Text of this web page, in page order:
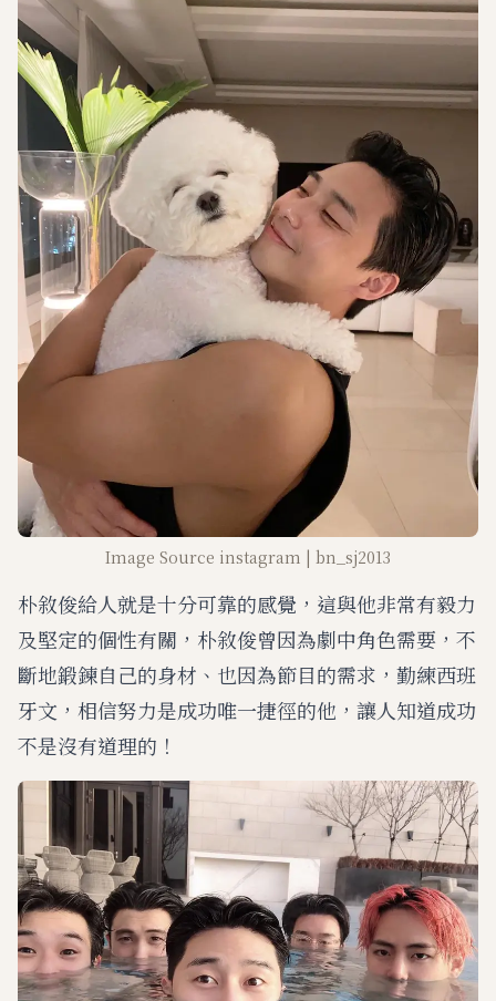
Image Source instagram | bn_sj2013
朴敘俊給人就是十分可靠的感覺，這與他非常有毅力
及堅定的個性有關，朴敘俊曾因為劇中角色需要，不
斷地鍛鍊自己的身材、也因為節目的需求，勤練西班
牙文，相信努力是成功唯一捷徑的他，讓人知道成功
不是沒有道理的！